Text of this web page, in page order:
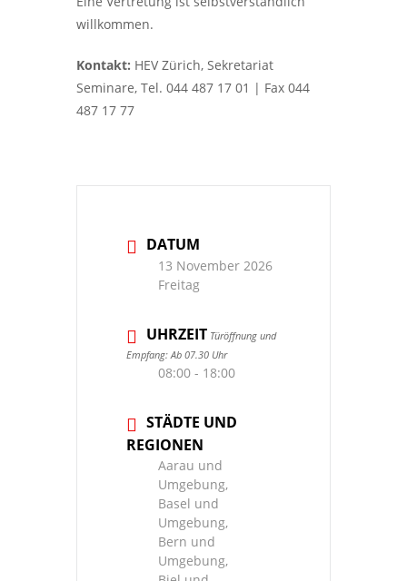
willkommen.
Kontakt: HEV Zürich, Sekretariat
Seminare, Tel. 044 487 17 01 | Fax 044
487 17 77
DATUM
13 November 2026
Freitag
UHRZEIT Türöffnung und
Empfang: Ab 07.30 Uhr
08:00 - 18:00
STÄDTE UND
REGIONEN
Aarau und
Umgebung,
Basel und
Umgebung,
Bern und
Umgebung,